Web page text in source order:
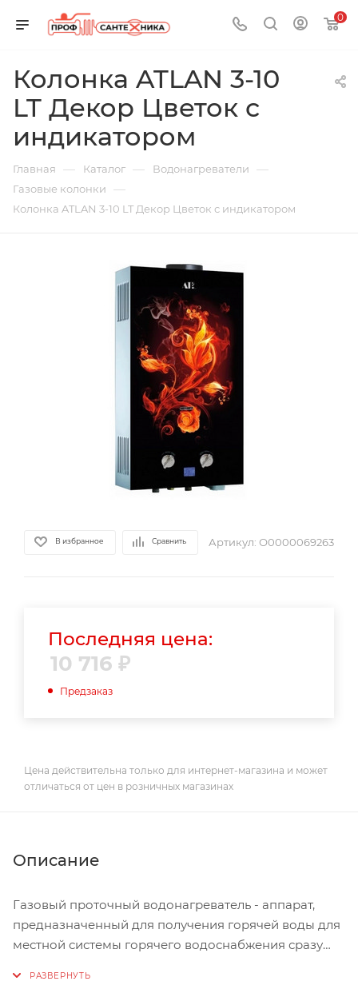
0
Колонка ATLAN 3-10
LT Декор Цветок с
индикатором
Главная — Каталог — Водонагреватели —
Газовые колонки —
Колонка ATLAN 3-10 LT Декор Цветок с индикатором
В избранное Сравнить Артикул: О0000069263
Последняя цена:
10 716 ₽
Предзаказ
Цена действительна только для интернет-магазина и может
отличаться от цен в розничных магазинах
Описание
Газовый проточный водонагреватель - аппарат,
предназначенный для получения горячей воды для
местной системы горячего водоснабжения сразу